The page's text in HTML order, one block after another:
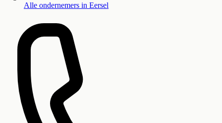
Alle ondernemers in Eersel